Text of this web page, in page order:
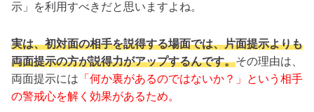
示」を利用すべきだと思いますよね。
実は、初対面の相手を説得する場面では、片面提示よりも
両面提示の方が説得力がアップするんです。その理由は、
両面提示には 「何か裏があるのではないか？」という相手
の警戒心を解く効果があるため。